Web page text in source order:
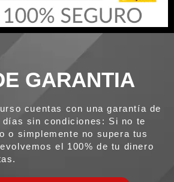
GARANTIA
cuentas con una garantía de
sin condiciones: Si no te
o simplemente no supera tus
el 100% de tu dinero